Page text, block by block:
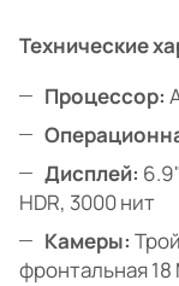
Технические
Процессор:
Дисплей:
HDR, 3000 нит
Камеры:
фронтальная